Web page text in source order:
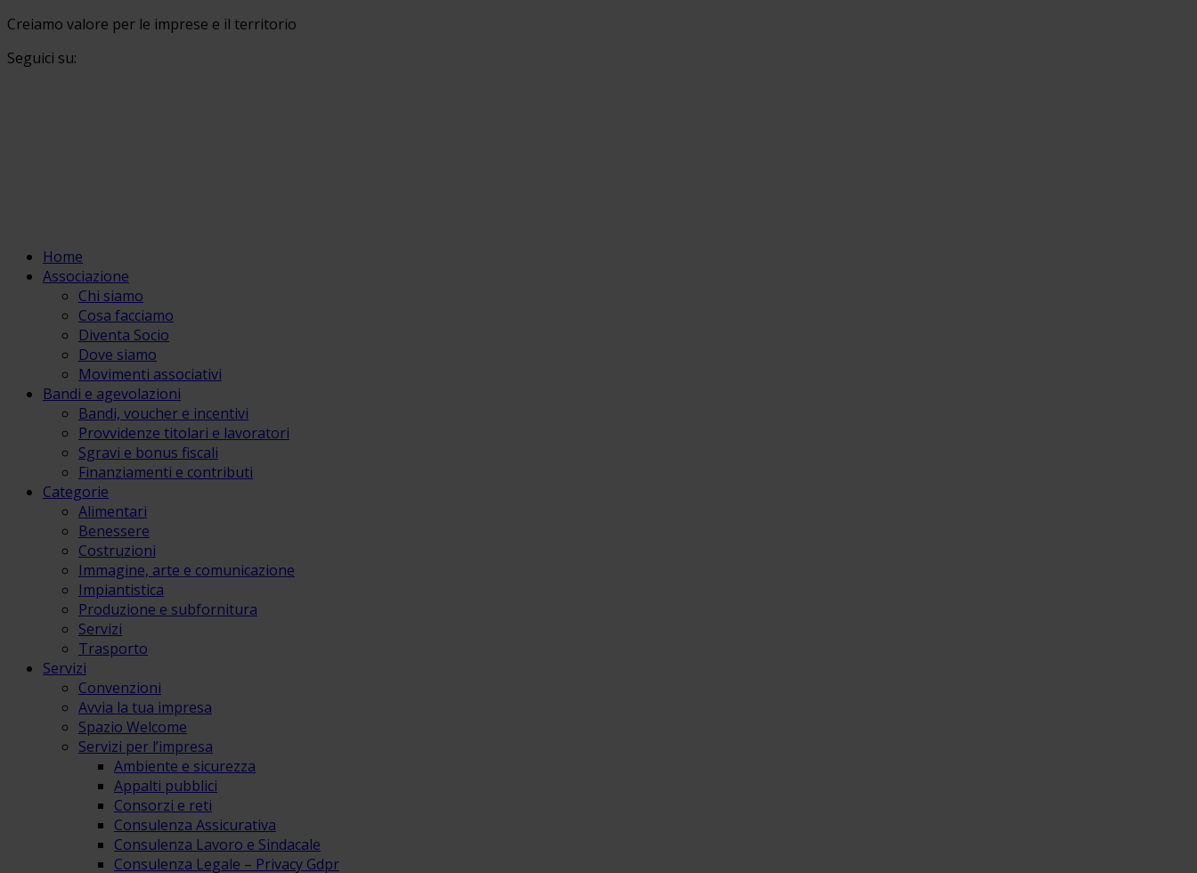
Creiamo valore per le imprese e il territorio
Seguici su:
Home
Associazione
Chi siamo
Cosa facciamo
Diventa Socio
Dove siamo
Movimenti associativi
Bandi e agevolazioni
Bandi, voucher e incentivi
Provvidenze titolari e lavoratori
Sgravi e bonus fiscali
Finanziamenti e contributi
Categorie
Alimentari
Benessere
Costruzioni
Immagine, arte e comunicazione
Impiantistica
Produzione e subfornitura
Servizi
Trasporto
Servizi
Convenzioni
Avvia la tua impresa
Spazio Welcome
Servizi per l’impresa
Ambiente e sicurezza
Appalti pubblici
Consorzi e reti
Consulenza Assicurativa
Consulenza Lavoro e Sindacale
Consulenza Legale – Privacy Gdpr